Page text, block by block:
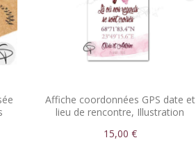
Affiche coordonnées GPS date et
lieu de rencontre, Illustration
15,00 €